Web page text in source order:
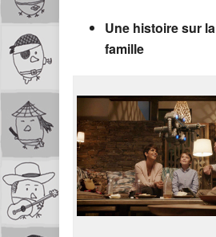
Une histoire sur la
famille